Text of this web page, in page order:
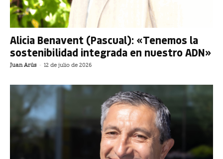
Alicia Benavent (Pascual): «Tenemos la
sostenibilidad integrada en nuestro ADN»
Juan Arús - 12 de julio de 2026